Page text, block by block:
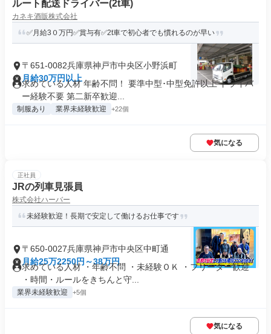
ルート配送ドライバー(2t車)
カネキ酒販株式会社
✅月給3０万円✅賞与有✅2t車で初心者でも慣れるのが早い
〒651-0082兵庫県神戸市中央区小野浜町
月給30万円以上
求めている人材 年齢不問！ 要準中型･中型免許以上 ドライバ
ー経験不要 第二新卒歓迎...
制服あり 業界未経験歓迎 +22個
気になる
正社員
JRの列車見張員
株式会社ハーバー
未経験歓迎！長期で安定して働けるお仕事です
〒650-0027兵庫県神戸市中央区中町通
月給25万2250円～38万円
求めている人材 ・年齢不問 ・未経験ＯＫ ・フリーター歓迎
・時間・ルールをきちんと守...
業界未経験歓迎 +5個
気になる